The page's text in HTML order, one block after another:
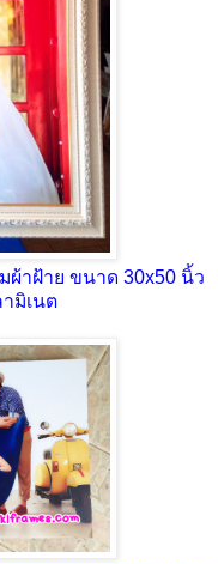
าฝ้าย ขนาด 30x50 นิ้ว
มิเนต